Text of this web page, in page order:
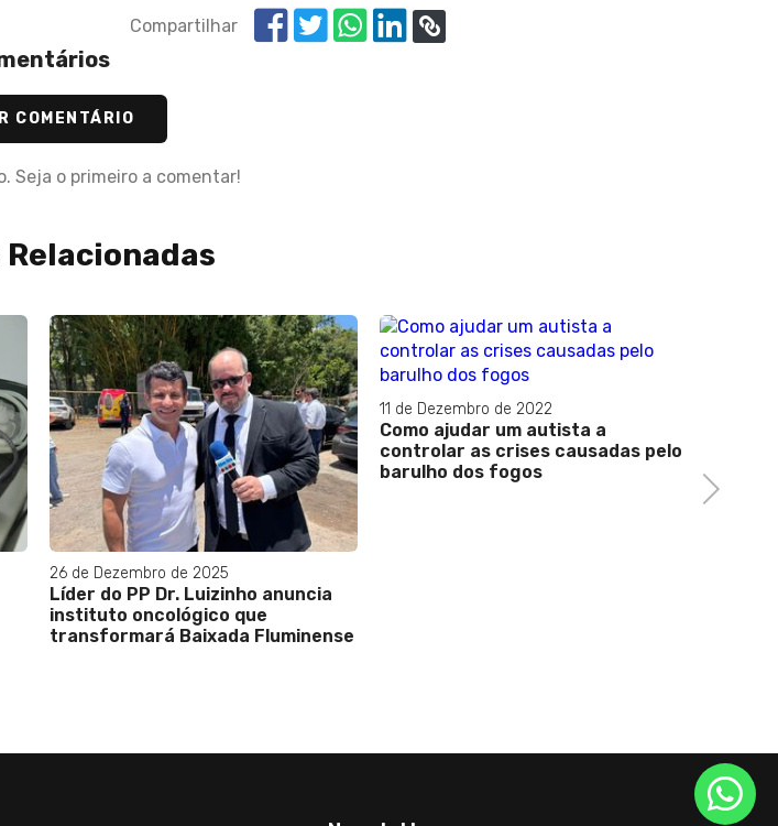
Compartilhar
COMENTÁRIO
Seja o primeiro a comentar!
26 de Dezembro de 2025
Líder do PP Dr. Luizinho anuncia
instituto oncológico que
transformará Baixada Fluminense
11 de Dezembro de 2022
Como ajudar um autista a
controlar as crises causadas pelo
barulho dos fogos
Next